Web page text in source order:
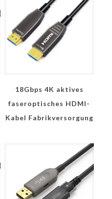
18Gbps 4K aktives
faseroptisches HDMI-
Kabel Fabrikversorgung